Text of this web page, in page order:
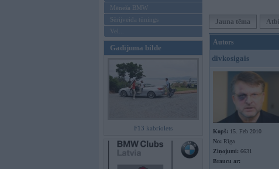
Mēneša BMW
Sērijveida tūnings
Vel...
Gadījuma bilde
F13 kabriolets
Jauna tēma
Autors
divkosigais
Kopš: 15. Feb 2010
No: Rīga
Ziņojumi: 6631
Braucu ar: